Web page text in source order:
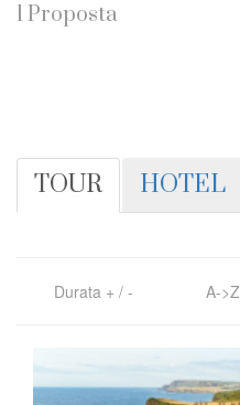
1 Proposta
TOUR HOTEL
Durata + / - A->Z